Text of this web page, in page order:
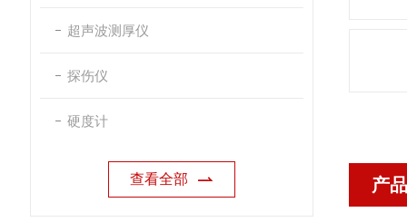
超声波测厚仪
探伤仪
硬度计
查看全部 产